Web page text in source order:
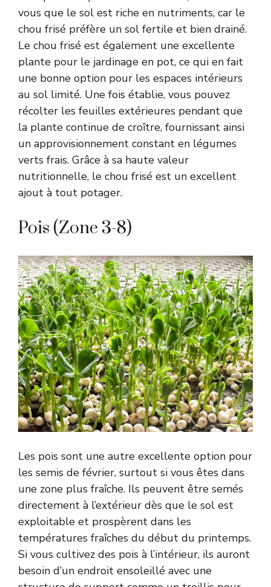
vous que le sol est riche en nutriments, car le
chou frisé préfère un sol fertile et bien drainé.
Le chou frisé est également une excellente
plante pour le jardinage en pot, ce qui en fait
une bonne option pour les espaces intérieurs
au sol limité. Une fois établie, vous pouvez
récolter les feuilles extérieures pendant que
la plante continue de croître, fournissant ainsi
un approvisionnement constant en légumes
verts frais. Grâce à sa haute valeur
nutritionnelle, le chou frisé est un excellent
ajout à tout potager.
Pois (Zone 3-8)
Les pois sont une autre excellente option pour
les semis de février, surtout si vous êtes dans
une zone plus fraîche. Ils peuvent être semés
directement à l’extérieur dès que le sol est
exploitable et prospèrent dans les
températures fraîches du début du printemps.
Si vous cultivez des pois à l’intérieur, ils auront
besoin d’un endroit ensoleillé avec une